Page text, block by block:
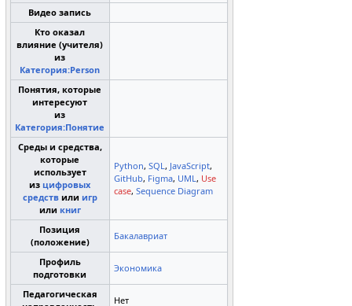
Видео запись
Кто оказал
влияние (учителя)
из
Категория:Person
Понятия, которые
интересуют
из
Категория:Понятие
Среды и средства,
которые
использует
изцифровых
средствили игр
или книг
Python,SQL, JavaScript,
GitHub, Figma, UML, Use
case,Sequence Diagram
Позиция
(положение)
Бакалавриат
Профиль
подготовки
Экономика
Педагогическая
Нет